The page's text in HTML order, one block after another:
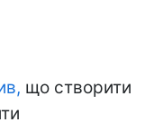
що створити